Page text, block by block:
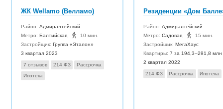
ЖК Wellamo (Велламо)
Район:Адмиралтейский
Метро: Балтийская
10 мин.
Застройщик:Группа «Эталон»
3 квартал 2023
7 отзывов 214 ФЗ
Рассрочка
Ипотека
Резиденции «Дом
Район: Адмиралтейский
Метро: Садовая,
15 мин.
Застройщик: МегаХаус
Квартиры: 7 за 194,3–291,8 млн
2 квартал 2022
214 ФЗ Рассрочка Ипотека